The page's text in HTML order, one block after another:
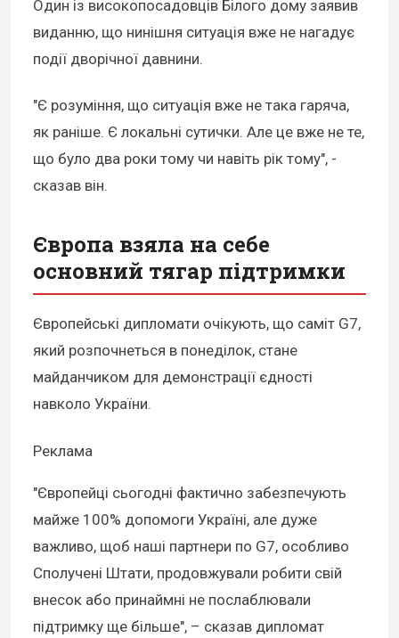
Один із високопосадовців Білого дому заявив
виданню, що нинішня ситуація вже не нагадує
події дворічної давнини.
"Є розуміння, що ситуація вже не така гаряча,
як раніше. Є локальні сутички. Але це вже не те,
що було два роки тому чи навіть рік тому", -
сказав він.
Європа взяла на себе
основний тягар підтримки
Європейські дипломати очікують, що саміт G7,
який розпочнеться в понеділок, стане
майданчиком для демонстрації єдності
навколо України.
Реклама
"Європейці сьогодні фактично забезпечують
майже 100% допомоги Україні, але дуже
важливо, щоб наші партнери по G7, особливо
Сполучені Штати, продовжували робити свій
внесок або принаймні не послаблювали
підтримку ще більше", – сказав дипломат